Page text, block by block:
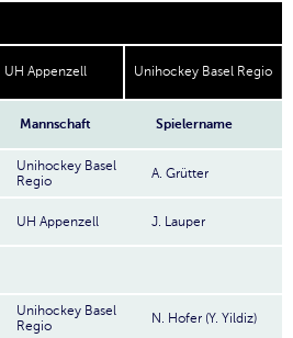
UH Appenzell Unihockey Basel Regio
Mannschaft Spielername
Unihockey Basel
Regio
A. Grütter
UH Appenzell J. Lauper
Unihockey Basel
Regio
N. Hofer (Y. Yildiz)